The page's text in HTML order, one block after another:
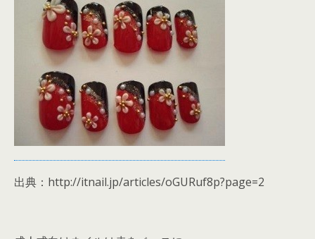
出典：http://itnail.jp/articles/oGURuf8p?page=2